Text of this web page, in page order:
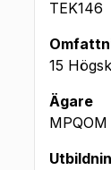
TEK146
15
Ägare
MPQOM